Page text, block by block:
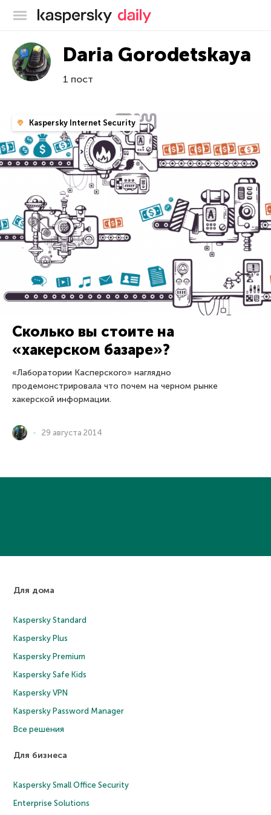
Блог Касперского
Daria Gorodetskaya
1 пост
Kaspersky Internet Security
Сколько вы стоите на
«хакерском базаре»?
«Лаборатории Касперского» наглядно
продемонстрировала что почем на черном рынке
хакерской информации.
29 августа 2014
Для дома
Kaspersky Standard
Kaspersky Plus
Kaspersky Premium
Kaspersky Safe Kids
Kaspersky VPN
Kaspersky Password Manager
Все решения
Для бизнеса
Kaspersky Small Office Security
Enterprise Solutions